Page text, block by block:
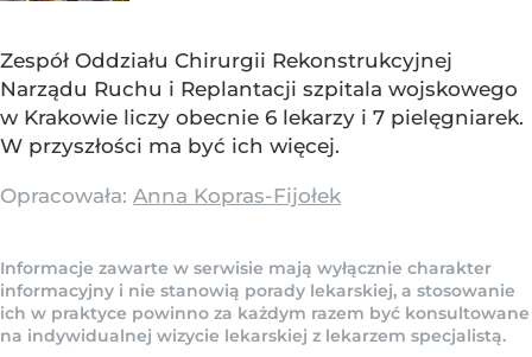
Zespół Oddziału Chirurgii Rekonstrukcyjnej
Narządu Ruchu i Replantacji szpitala wojskowego
w Krakowie liczy obecnie 6 lekarzy i 7 pielęgniarek.
W przyszłości ma być ich więcej.
Opracowała: Anna Kopras-Fijołek
Informacje zawarte w serwisie mają wyłącznie charakter
informacyjny i nie stanowią porady lekarskiej, a stosowanie
ich w praktyce powinno za każdym razem być konsultowane
na indywidualnej wizycie lekarskiej z lekarzem specjalistą.